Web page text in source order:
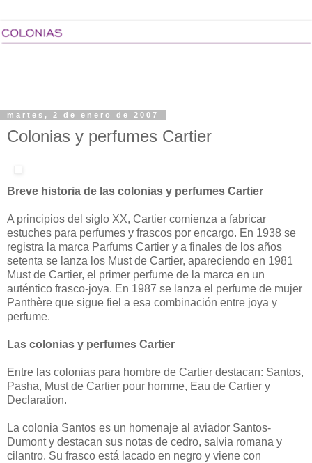
martes, 2 de enero de 2007
Colonias y perfumes Cartier
Breve historia de las colonias y perfumes Cartier
A principios del siglo XX, Cartier comienza a fabricar
estuches para perfumes y frascos por encargo. En 1938 se
registra la marca Parfums Cartier y a finales de los años
setenta se lanza los Must de Cartier, apareciendo en 1981
Must de Cartier, el primer perfume de la marca en un
auténtico frasco-joya. En 1987 se lanza el perfume de mujer
Panthère que sigue fiel a esa combinación entre joya y
perfume.
Las colonias y perfumes Cartier
Entre las colonias para hombre de Cartier destacan: Santos,
Pasha, Must de Cartier pour homme, Eau de Cartier y
Declaration.
La colonia Santos es un homenaje al aviador Santos-
Dumont y destacan sus notas de cedro, salvia romana y
cilantro. Su frasco está lacado en negro y viene con